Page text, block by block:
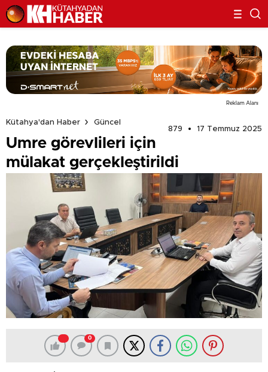
Reklam Alanı
Kütahya'dan Haber
Güncel
879
17 Temmuz 2025
Umre görevlileri için
mülakat gerçekleştirildi
0